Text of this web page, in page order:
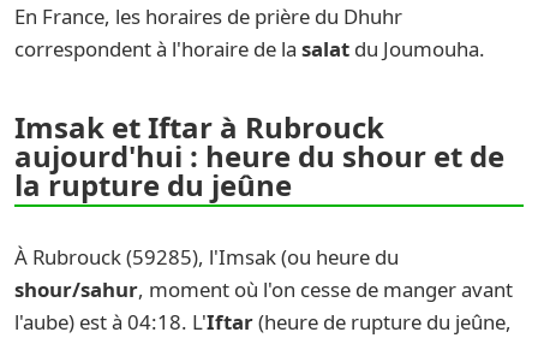
En France, les horaires de prière du Dhuhr
correspondent à l'horaire de la salat du Joumouha.
Imsak et Iftar à Rubrouck
aujourd'hui : heure du shour et de
la rupture du jeûne
À Rubrouck (59285), l'Imsak (ou heure du
shour/sahur, moment où l'on cesse de manger avant
l'aube) est à 04:18. L'Iftar(heure de rupture du jeûne,